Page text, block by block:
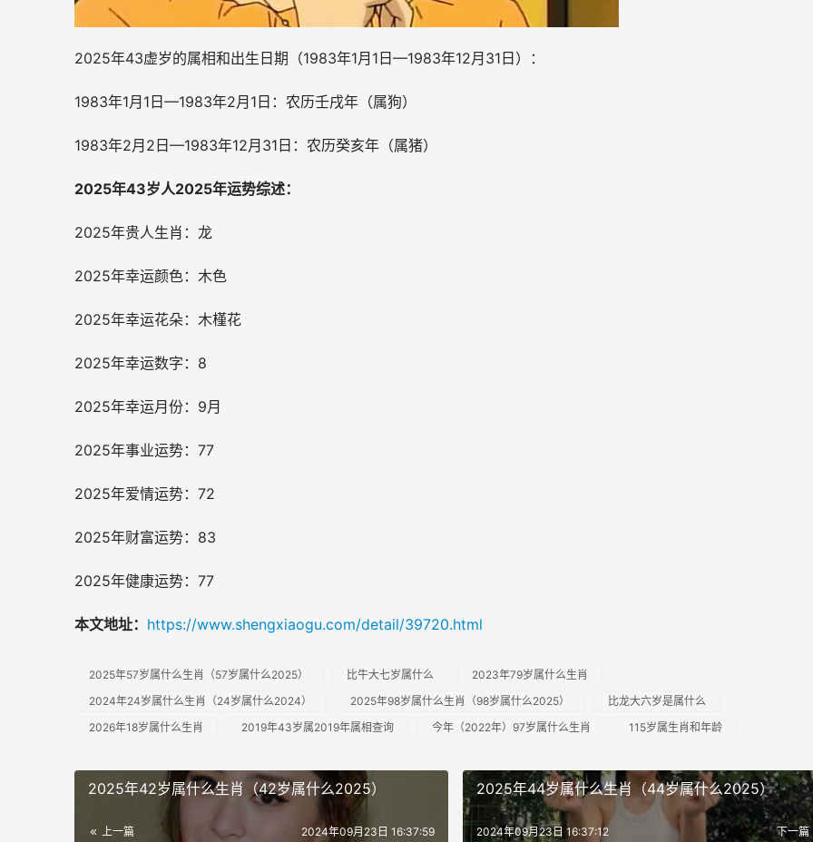
2025年43虚岁的属相和出生日期（1983年1月1日 —1983年12月31日 ）：
1983年1月1日—1983年2月1日：农历壬戌年（属狗）
1983年2月2日—1983年12月31日：农历癸亥年（属猪）
2025年43岁人2025年运势综述：
2025年贵人生肖：龙
2025年幸运颜色：木色
2025年幸运花朵：木槿花
2025年幸运数字：8
2025年幸运月份：9月
2025年事业运势：77
2025年爱情运势：72
2025年财富运势：83
2025年健康运势：77
本文地址： https://www.shengxiaogu.com/detail/39720.html
2025年57岁属什么生肖（57岁属什么2025） 比牛大七岁属什么
2023年79岁属什么生肖
2024年24岁属什么生肖（24岁属什么2024）
2025年98岁属什么生肖（98岁属什么2025）
比龙大六岁是属什么
2026年18岁属什么生肖
2019年43岁属2019年属相查询 今年（2022年）97岁属什么生肖 115岁属生肖和年龄
2025年42岁属什么生肖（42岁属什么2025）
上一篇 2024年09月23日 16:37:59
2025年44岁属什么生肖（44岁属什么2025）
下一篇
2024年09月23日 16:37:12